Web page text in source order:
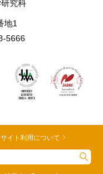
究科
地1
5666
サイト利用について